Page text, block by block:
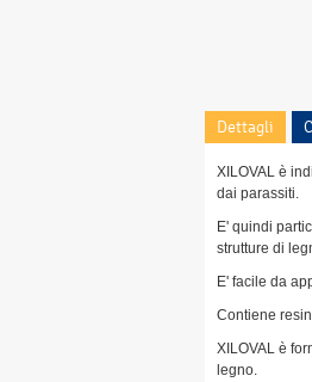
Dettagli
XILOVAL è
dai parassiti.
E' quindi
strutture di
E' facile da
Contiene
XILOVAL è
legno.